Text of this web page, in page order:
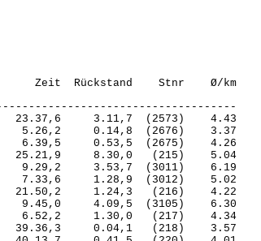
3.11,7  (2573)    4.43
0.14,8  (2676)    3.37
0.53,5  (2675)    4.26
8.30,0   (215)    5.04
9.29,2     3.53,7  (3011)    6.19
7.33,6     1.28,9  (3012)    5.02
21.50,2     1.24,3   (216)    4.22
9.45,0     4.09,5  (3105)    6.30
6.52,2     1.30,0   (217)    4.34
0.04,1   (218)    3.57